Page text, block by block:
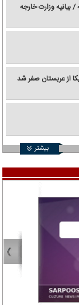
بیانیه وزارت خارجه
بیشتر